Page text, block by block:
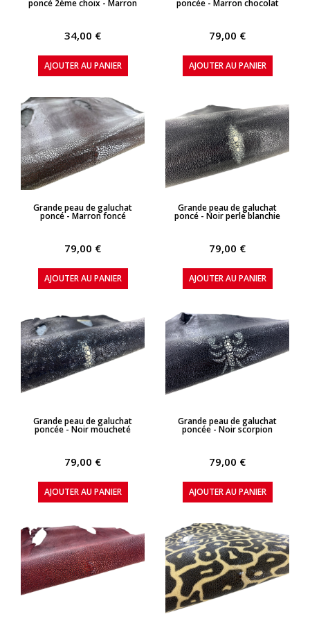
poncé 2ème choix - Marron
34,00 €
AJOUTER AU PANIER
poncée - Marron chocolat
79,00 €
AJOUTER AU PANIER
APERÇU RAPIDE
Grande peau de galuchat
poncé - Marron foncé
79,00 €
AJOUTER AU PANIER
APERÇU RAPIDE
Grande peau de galuchat
poncé - Noir perle blanchie
79,00 €
AJOUTER AU PANIER
APERÇU RAPIDE
Grande peau de galuchat
poncée - Noir moucheté
79,00 €
AJOUTER AU PANIER
APERÇU RAPIDE
Grande peau de galuchat
poncée - Noir scorpion
79,00 €
AJOUTER AU PANIER